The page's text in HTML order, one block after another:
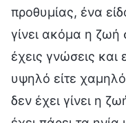
προθυμίας, ένα
γίνει ακόμα η
έχεις γνώσεις και
υψηλό είτε
δεν έχει γίνει η